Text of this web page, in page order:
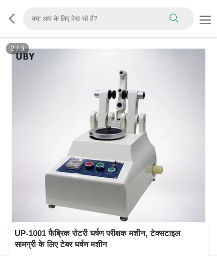
2/3
UP-1001 फैब्रिक रोटरी घर्षण परीक्षक मशीन, टेक्सटाइल
सामग्री के लिए टेबर घर्षण मशीन